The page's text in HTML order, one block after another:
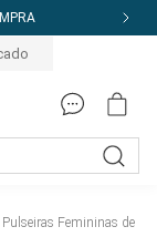
Pulseiras Femininas de